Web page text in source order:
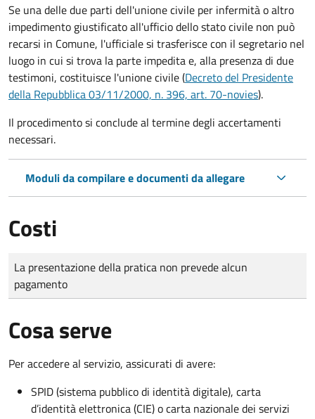
Se una delle due parti dell'unione civile per infermità o altro
impedimento giustificato all'ufficio dello stato civile non può
recarsi in Comune, l'ufficiale si trasferisce con il segretario nel
luogo in cui si trova la parte impedita e, alla presenza di due
testimoni, costituisce l'unione civile (Decreto del Presidente
della Repubblica 03/11/2000, n. 396, art. 70-novies).
Il procedimento si conclude al termine degli accertamenti
necessari.
Moduli da compilare e documenti da allegare
Costi
Tipo di pagamento
Importo
La presentazione della pratica non prevede alcun
pagamento
Cosa serve
Per accedere al servizio, assicurati di avere:
SPID (sistema pubblico di identità digitale), carta
d’identità elettronica (CIE) o carta nazionale dei servizi